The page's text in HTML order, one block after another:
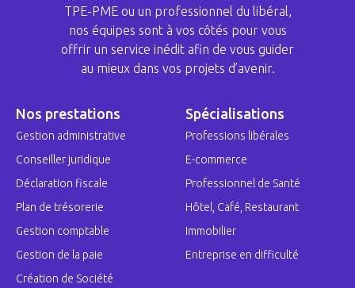
TPE-PME ou un professionnel du libéral,
nos équipes sont à vos côtés pour vous
offrir un service inédit afin de vous guider
au mieux dans vos projets d’avenir.
Nos prestations
Gestion administrative
Conseiller juridique
Déclaration fiscale
Plan de trésorerie
Gestion comptable
Gestion de la paie
Création de Société
Spécialisations
Professions libérales
E-commerce
Professionnel de Santé
Hôtel, Café, Restaurant
Immobilier
Entreprise en difficulté